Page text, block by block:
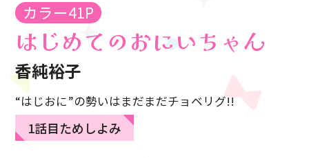
カラー41P
はじめてのおにいちゃん
香純裕子
“はじおに”の勢いはまだまだチョベリグ!!
1話目ためしよみ